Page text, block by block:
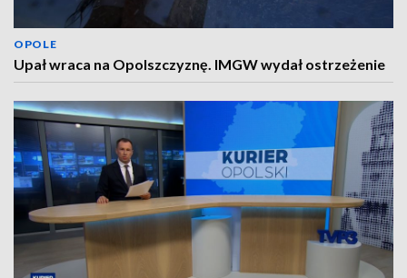
OPOLE
Upał wraca na Opolszczyznę. IMGW wydał ostrzeżenie